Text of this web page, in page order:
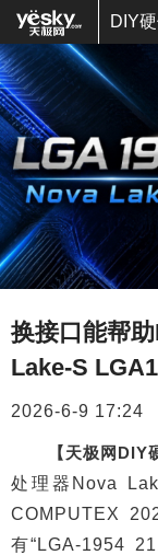
DIY
换接口能帮
Lake-S
2026-6-9 17:24
【天极网DIY
处理器Nova
COMPUTEX
有“LGA-1954